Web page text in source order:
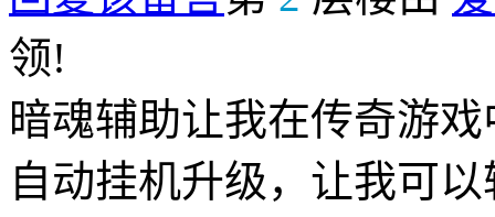
领!
暗魂辅助让我在传奇游
自动挂机升级，让我可